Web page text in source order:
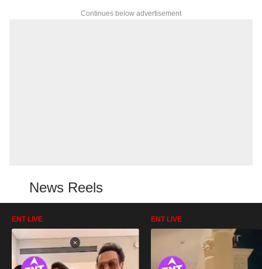
Continues below advertisement
News Reels
ENT LIVE ENT LIVE